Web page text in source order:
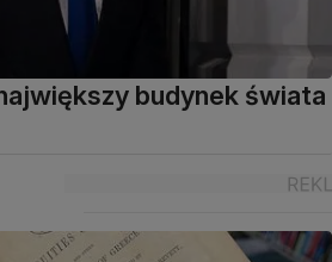
budynek świata